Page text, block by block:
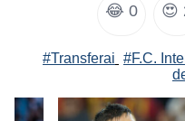
😂 0 😍
#Transferai #F.C.